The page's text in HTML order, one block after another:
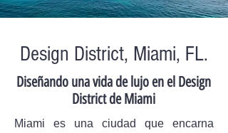
Design District, Miami, FL.
Diseñando una vida de lujo en el Design
District de Miami
Miami es una ciudad que encarna